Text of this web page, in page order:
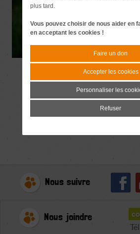
Nous suivre
Nous joindre
plus tard.
Vous pouvez choisir de nous aider en
en acceptant les cookies !
Faire un don
Accepter les cookies
Personnaliser les
Refuser